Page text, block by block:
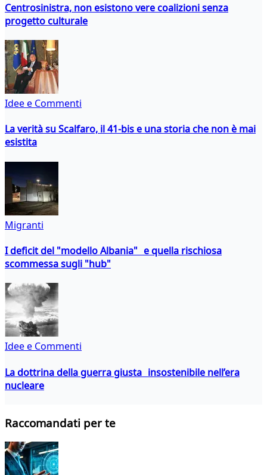
Centrosinistra, non esistono vere coalizioni senza
progetto culturale
Idee e Commenti
La verità su Scalfaro, il 41-bis e una storia che non è mai
esistita
Migranti
I deficit del "modello Albania" e quella rischiosa
scommessa sugli "hub"
Idee e Commenti
La dottrina della guerra giusta insostenibile nell’era
nucleare
Raccomandati per te